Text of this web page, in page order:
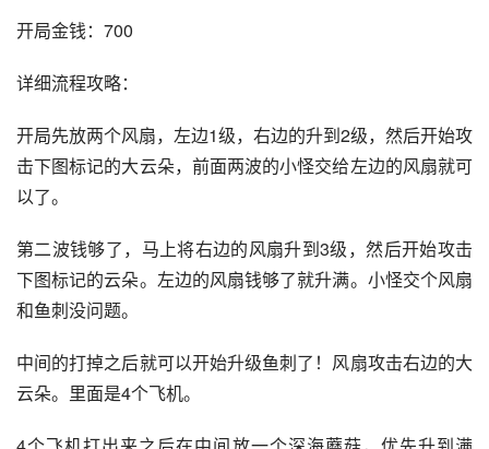
开局金钱：700
详细流程攻略：
开局先放两个风扇，左边1级，右边的升到2级，然后开始攻
击下图标记的大云朵，前面两波的小怪交给左边的风扇就可
以了。
第二波钱够了，马上将右边的风扇升到3级，然后开始攻击
下图标记的云朵。左边的风扇钱够了就升满。小怪交个风扇
和鱼刺没问题。
中间的打掉之后就可以开始升级鱼刺了！风扇攻击右边的大
云朵。里面是4个飞机。